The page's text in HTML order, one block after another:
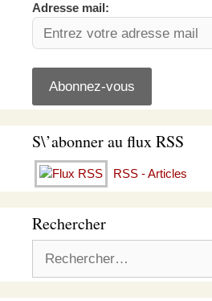
Adresse mail:
S\’abonner au flux RSS
RSS - Articles
Rechercher